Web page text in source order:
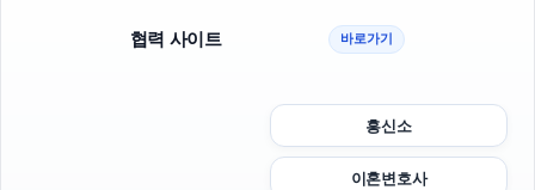
협력 사이트 바로가기
흥신소
이혼변호사